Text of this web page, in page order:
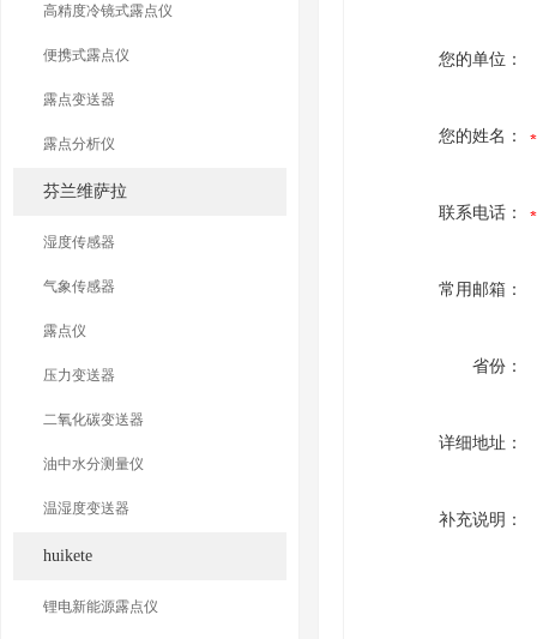
高精度冷镜式露点仪
便携式露点仪
露点变送器
露点分析仪
芬兰维萨拉
湿度传感器
气象传感器
露点仪
压力变送器
二氧化碳变送器
油中水分测量仪
温湿度变送器
huikete
锂电新能源露点仪
您的单位：
您的姓名：
联系电话：
常用邮箱：
省份：
详细地址：
补充说明：